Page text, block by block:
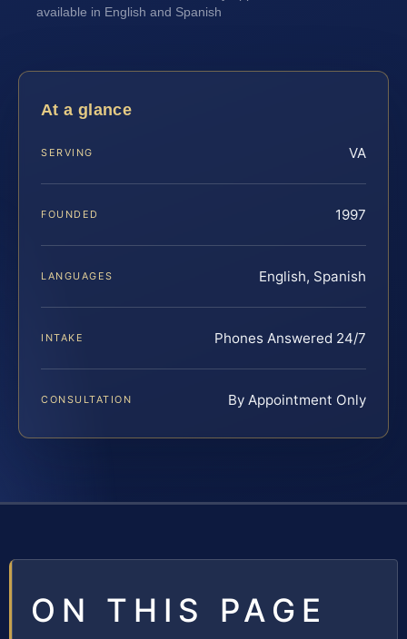
available in English and Spanish
At a glance
SERVING VA
FOUNDED 1997
LANGUAGES English, Spanish
INTAKE Phones Answered 24/7
CONSULTATION By Appointment Only
ON THIS PAGE